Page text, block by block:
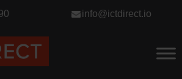
info@ictdirect.io